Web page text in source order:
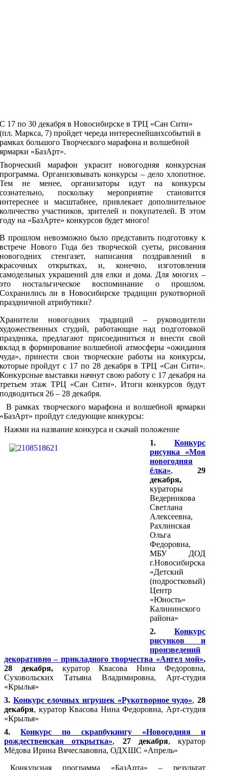
17 по 30 декабря в Новосибирске в ТРЦ «Сан Сити»
Маркса, 7) пройдет череда интереснейшихсобытий в
большого Творческого марафона и волшебной
«БазАрт».
марафон украсит новогодняя конкурсная
Организовывать конкурсы – дело хлопотное.
не менее, организаторы идут на конкурсы
поскольку мероприятие становится
и масштабнее, привлекает дополнительное
участников, зрителей и покупателей. В этом
на «БазАрте» конкурсов будет много!
прошлом невозможно было представить подготовку к
Нового Года без творческой суеты, рисования
стенгазет, написания поздравлений в
открытках, и, конечно, изготовления
украшений для елки и дома. Для многих –
ностальгическое воспоминание о прошлом.
ли в Новосибирске традиции рукотворной
атрибутики?
новогодних традиций – руководители
студий, работающие над подготовкой
предлагают присоединиться и внести свой
в формирование волшебной атмосферы «ожидания
принести свои творческие работы на конкурсы,
пройдут с 17 по 28 декабря в ТРЦ «Сан Сити».
выставки начнут свою работу с 17 декабря на
этаж ТРЦ «Сан Сити». Итоги конкурсов будут
26 – 28 декабря.
В рамках творческого марафона и волшебной ярмарки
пройдут следующие конкурсы:
Нажми на название конкурса и скачай положение
1. Конкурс
рисунка «Моя
новогодняя
ёлка», 29
декабря,
кураторы
Ведерникова
Светлана
Алексеевна,
Рахлинская
Ольга
Федоровна,
МБУ ДОД
г.Новосибирска
«Детский
(подростковый)
Центр
«Юность»
Калининского
района»
2. Конкурс
рисунков и
произведений
декоративно – прикладного творчества «Ангел мой»,
28 декабря,куратор Квасова Нина Федоровна,
Суховольских Татьяна Владимировна, Арт-студия
«Крылья»
3. Конкурс елочных игрушек «Рукотворное чудо»,28
декабря, куратор Квасова Нина Федоровна, Арт-студия
«Крылья»
4.Конкурс по скрапбукингу «Новогодняя и
рождественская открытка», 27 декабря, куратор
Мёдова Ирина Вячеславовна, ОДХШС «Апрель»
программа «БазАрта» – результат